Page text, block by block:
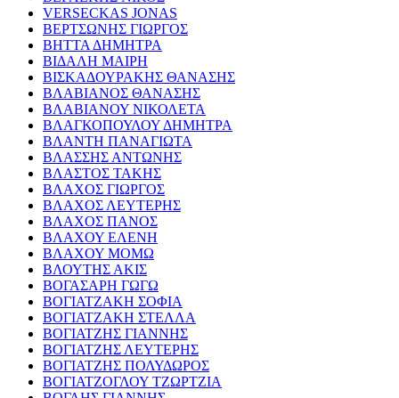
VERSECKAS JONAS
ΒΕΡΤΣΩΝΗΣ ΓΙΩΡΓΟΣ
ΒΗΤΤΑ ΔΗΜΗΤΡΑ
ΒΙΔΑΛΗ ΜΑΙΡΗ
ΒΙΣΚΑΔΟΥΡΑΚΗΣ ΘΑΝΑΣΗΣ
ΒΛΑΒΙΑΝΟΣ ΘΑΝΑΣΗΣ
ΒΛΑΒΙΑΝΟΥ ΝΙΚΟΛΕΤΑ
ΒΛΑΓΚΟΠΟΥΛΟΥ ΔΗΜΗΤΡΑ
ΒΛΑΝΤΗ ΠΑΝΑΓΙΩΤΑ
ΒΛΑΣΣΗΣ ΑΝΤΩΝΗΣ
ΒΛΑΣΤΟΣ ΤΑΚΗΣ
ΒΛΑΧΟΣ ΓΙΩΡΓΟΣ
ΒΛΑΧΟΣ ΛΕΥΤΕΡΗΣ
ΒΛΑΧΟΣ ΠΑΝΟΣ
ΒΛΑΧΟΥ ΕΛΕΝΗ
ΒΛΑΧΟΥ ΜΟΜΩ
ΒΛΟΥΤΗΣ ΑΚΙΣ
ΒΟΓΑΣΑΡΗ ΓΩΓΩ
ΒΟΓΙΑΤΖΑΚΗ ΣΟΦΙΑ
ΒΟΓΙΑΤΖΑΚΗ ΣΤΕΛΛΑ
ΒΟΓΙΑΤΖΗΣ ΓΙΑΝΝΗΣ
ΒΟΓΙΑΤΖΗΣ ΛΕΥΤΕΡΗΣ
ΒΟΓΙΑΤΖΗΣ ΠΟΛΥΔΩΡΟΣ
ΒΟΓΙΑΤΖΟΓΛΟΥ ΤΖΩΡΤΖΙΑ